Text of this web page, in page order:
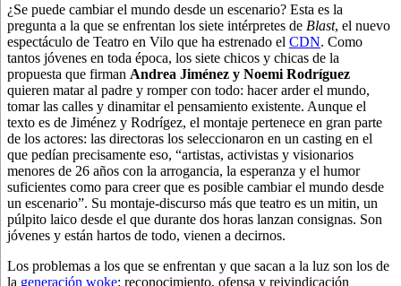
¿Se puede cambiar el mundo desde un escenario? Esta es la
pregunta a la que se enfrentan los siete intérpretes de Blast, el nuevo
espectáculo de Teatro en Vilo que ha estrenado el CDN. Como
tantos jóvenes en toda época, los siete chicos y chicas de la
propuesta que firman Andrea Jiménez y Noemi Rodríguez
quieren matar al padre y romper con todo: hacer arder el mundo,
tomar las calles y dinamitar el pensamiento existente. Aunque el
texto es de Jiménez y Rodrígez, el montaje pertenece en gran parte
de los actores: las directoras los seleccionaron en un casting en el
que pedían precisamente eso, “artistas, activistas y visionarios
menores de 26 años con la arrogancia, la esperanza y el humor
suficientes como para creer que es posible cambiar el mundo desde
un escenario”. Su montaje-discurso más que teatro es un mitin, un
púlpito laico desde el que durante dos horas lanzan consignas. Son
jóvenes y están hartos de todo, vienen a decirnos.
Los problemas a los que se enfrentan y que sacan a la luz son los de
la generación woke: reconocimiento, ofensa y reivindicación